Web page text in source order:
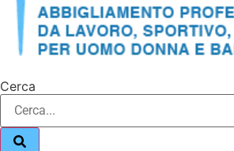
Cerca